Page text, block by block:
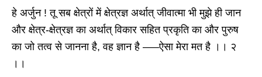
हे अर्जुन ! तू सब क्षेत्रों में क्षेत्रज्ञ अर्थात् जीवात्मा भी मुझे ही जान
और क्षेत्र-क्षेत्रज्ञ का अर्थात् विकार सहित प्रकृति का और पुरुष
का जो तत्व से जानना है, वह ज्ञान है —–ऐसा मेरा मत है ।। २
।।